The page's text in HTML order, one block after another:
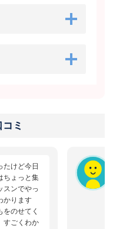
ミ
たけど今日
ちょっと集
スンでやっ
かります
のせてく
すごくわか